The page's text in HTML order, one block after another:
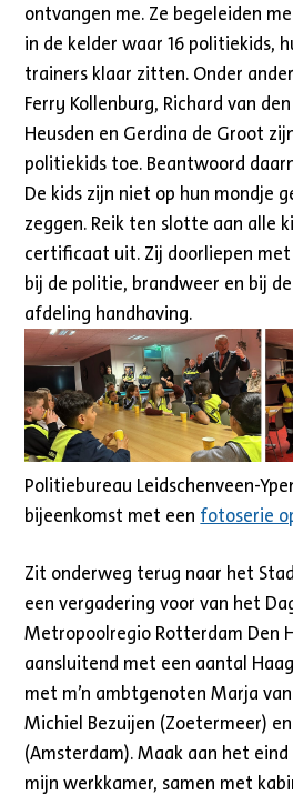
ontvangen me. Ze begeleiden
in de kelder waar 16 politiekids,
trainers klaar zitten. Onder
Ferry Kollenburg, Richard van
Heusden en Gerdina de Groot
politiekids toe. Beantwoord
De kids zijn niet op hun mondje
zeggen. Reik ten slotte aan alle
certificaat uit. Zij doorliepen
bij de politie, brandweer en bij
afdeling handhaving.
Politiebureau Leidschenveen-
bijeenkomst met een fotoserie
Zit onderweg terug naar het
een vergadering voor van het
Metropoolregio Rotterdam Den
aansluitend met een aantal
met m’n ambtgenoten Marja
Michiel Bezuijen (Zoetermeer)
(Amsterdam). Maak aan het
mijn werkkamer, samen met